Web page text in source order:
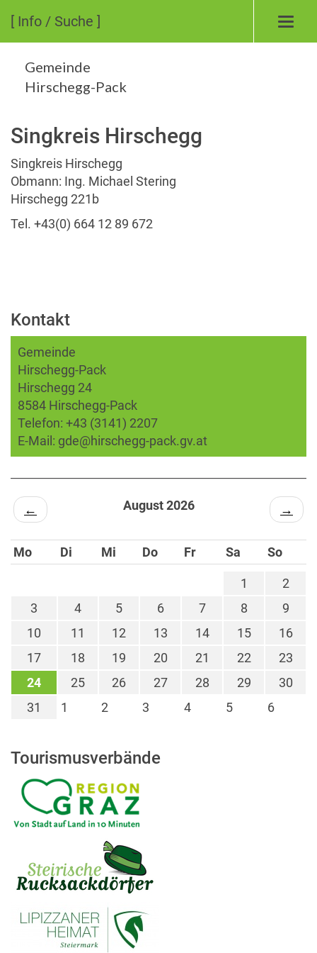
[ Info / Suche ]
Gemeinde
Hirschegg-Pack
Singkreis Hirschegg
Singkreis Hirschegg
Obmann: Ing. Michael Stering
Hirschegg 221b
Tel. +43(0) 664 12 89 672
Kontakt
Gemeinde
Hirschegg-Pack
Hirschegg 24
8584 Hirschegg-Pack
Telefon: +43 (3141) 2207
E-Mail: gde@hirschegg-pack.gv.at
← August 2026 →
Mo Di Mi Do Fr Sa So
1
2
3
4 5 6 7 8
9
10
11 12 13 14 15
16
17
18 19 20 21 22
23
24
25 26 27 28 29
30
31
1 2 3 4 5 6
Tourismusverbände